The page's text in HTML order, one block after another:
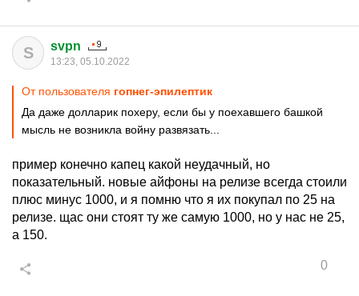
S svpn
13:23, 05.10.2022
От пользователя гопнег-эпилептик
Да даже долларик похеру, если бы у поехавшего башкой
мысль не возникла войну развязать...
пример конечно капец какой неудачный, но
показательный. новые айфоны на релизе всегда стоили
плюс минус 1000, и я помню что я их покупал по 25 на
релизе. щас они стоят ту же самую 1000, но у нас не 25,
а 150.
0